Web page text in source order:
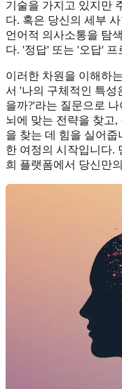
기술을 가지고 있지만
다. 혹은 당신의 세부
언어적 의사소통을 탐
다. '정답' 또는 '오답' 프
이러한 차원을 이해하
서 '나의 구체적인 특성
을까?'라는 질문으로
뇌에 맞는 전략을 찾고,
을 찾는 데 힘을 실어
한 여정의 시작입니다.
희 플랫폼에서 당신만